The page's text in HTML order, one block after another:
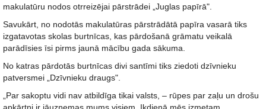
makulatūru nodos otrreizējai pārstrādei „Juglas papīrā".
Savukārt, no nodotās makulatūras pārstrādātā papīra vasarā tiks
izgatavotas skolas burtnīcas, kas pārdošanā grāmatu veikalā
parādīsies īsi pirms jaunā mācību gada sākuma.
No katras pārdotās burtnīcas divi santīmi tiks ziedoti dzīvnieku
patversmei „Dzīvnieku draugs".
„Par sakoptu vidi nav atbildīga tikai valsts, – rūpes par zaļu un drošu